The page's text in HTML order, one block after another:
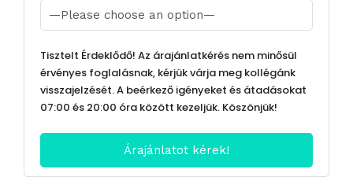
Tisztelt Érdeklődő! Az árajánlatkérés nem minősül
érvényes foglalásnak, kérjük várja meg kollégánk
visszajelzését. A beérkező igényeket és átadásokat
07:00 és 20:00 óra között kezeljük. Köszönjük!